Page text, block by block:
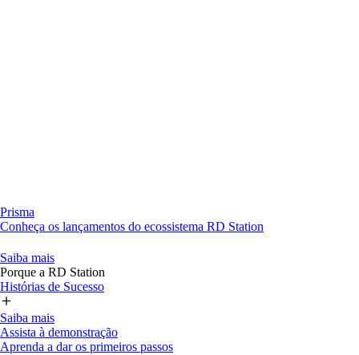
Prisma
Conheça os lançamentos do ecossistema RD Station
Saiba mais
Porque a RD Station
Histórias de Sucesso
Saiba mais
Assista à demonstração
Aprenda a dar os primeiros passos